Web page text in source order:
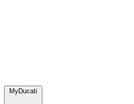
MyDucati